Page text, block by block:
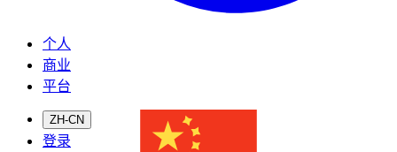
个人
商业
平台
ZH-CN
登录